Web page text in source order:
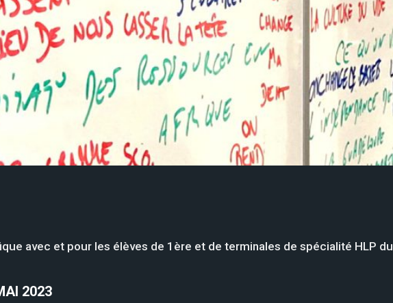
avec et pour les élèves de 1ère et de terminales de spécialité HLP du
2023